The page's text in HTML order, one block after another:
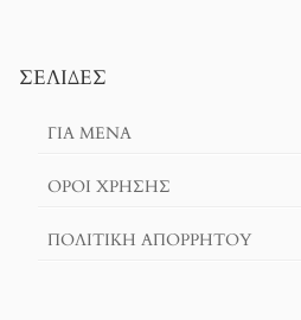
ΣΕΛΊΔΕΣ
ΓΙΑ ΜΕΝΑ
ΌΡΟΙ ΧΡΗΣΗΣ
ΠΟΛΙΤΙΚΉ ΑΠΟΡΡΉΤΟΥ